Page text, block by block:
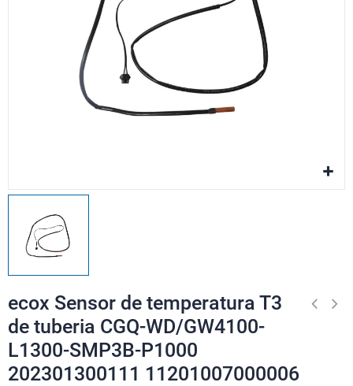
ecox Sensor de temperatura T3
de tuberia CGQ-WD/GW4100-
L1300-SMP3B-P1000
202301300111 11201007000006